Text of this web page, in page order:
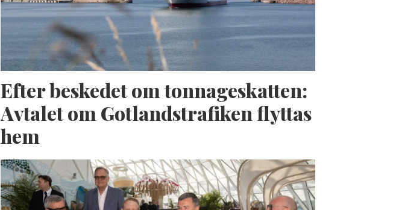
Efter beskedet om tonnageskatten:
Avtalet om Gotlandstrafiken flyttas
hem